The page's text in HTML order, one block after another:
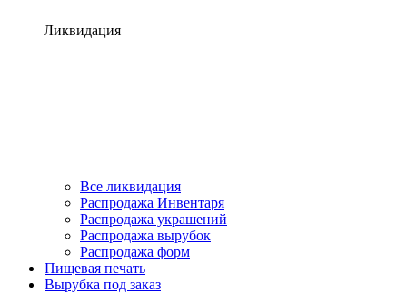
Ликвидация
Все ликвидация
Распродажа Инвентаря
Распродажа украшений
Распродажа вырубок
Распродажа форм
Пищевая печать
Вырубка под заказ